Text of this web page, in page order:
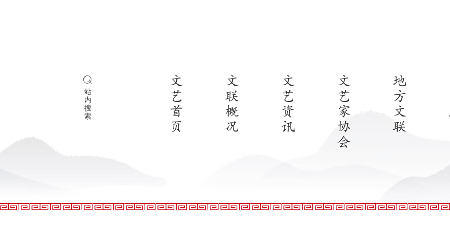
站
内
搜
索
文
艺
首
页
文
联
概
况
文
艺
资
讯
文
艺
家
协
会
地
方
文
联